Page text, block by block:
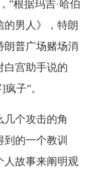
”根据玛吉·哈伯
的男人》，特朗
朗普广场赌场消
白宫助手说的
子”。
几个攻击的角
的一个教训
人故事来阐明观